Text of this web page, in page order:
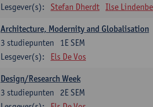
Lesgever(s):
Stefan Dherdt Ilse
Architecture, Modernity and Globalisation
1E SEM
3 studiepunten
Lesgever(s):
Els De Vos
Design/Research Week
2E SEM
3 studiepunten